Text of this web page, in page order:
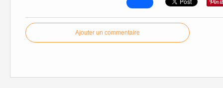
Ajouter un commentaire